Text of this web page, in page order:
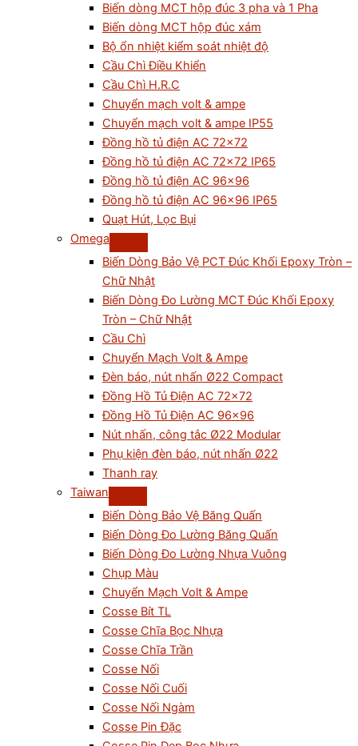
Biến dòng MCT hộp đúc 3 pha và 1 Pha
Biến dòng MCT hộp đúc xám
Bộ ổn nhiệt kiểm soát nhiệt độ
Cầu Chì Điều Khiển
Cầu Chì H.R.C
Chuyển mạch volt & ampe
Chuyển mạch volt & ampe IP55
Đồng hồ tủ điện AC 72×72
Đồng hồ tủ điện AC 72×72 IP65
Đồng hồ tủ điện AC 96×96
Đồng hồ tủ điện AC 96×96 IP65
Quạt Hút, Lọc Bụi
Omega
Biến Dòng Bảo Vệ PCT Đúc Khối Epoxy Tròn –
Chữ Nhật
Biến Dòng Đo Lường MCT Đúc Khối Epoxy
Tròn – Chữ Nhật
Cầu Chì
Chuyển Mạch Volt & Ampe
Đèn báo, nút nhấn Ø22 Compact
Đồng Hồ Tủ Điện AC 72×72
Đồng Hồ Tủ Điện AC 96×96
Nút nhấn, công tắc Ø22 Modular
Phụ kiện đèn báo, nút nhấn Ø22
Thanh ray
Taiwan
Biến Dòng Bảo Vệ Băng Quấn
Biến Dòng Đo Lường Băng Quấn
Biến Dòng Đo Lường Nhựa Vuông
Chụp Màu
Chuyển Mạch Volt & Ampe
Cosse Bít TL
Cosse Chĩa Bọc Nhựa
Cosse Chĩa Trần
Cosse Nối
Cosse Nối Cuối
Cosse Nối Ngàm
Cosse Pin Đặc